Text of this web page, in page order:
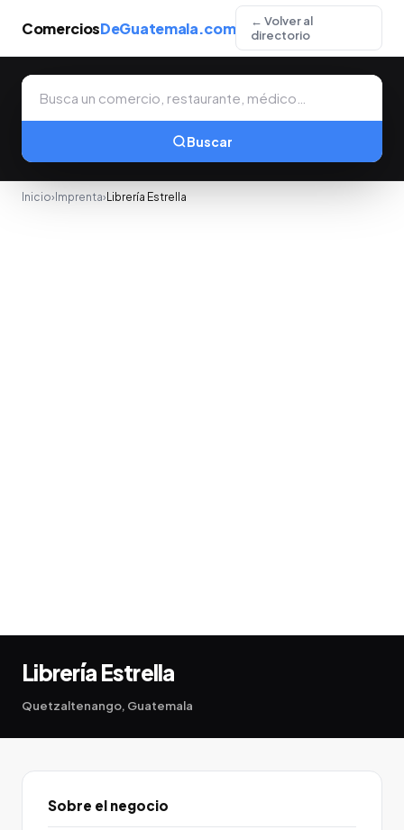
ComerciosDeGuatemala.com
← Volver al
directorio
Buscar
Inicio› Imprenta› Librería Estrella
Librería Estrella
Quetzaltenango, Guatemala
Sobre el negocio